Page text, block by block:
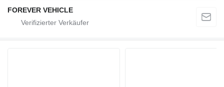
FOREVER VEHICLE